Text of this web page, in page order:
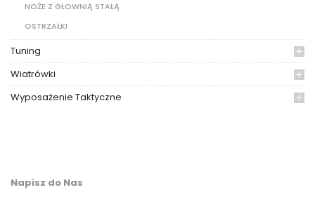
NOŻE Z GŁOWNIĄ STAŁĄ
OSTRZAŁKI
Tuning
Wiatrówki
Wyposażenie Taktyczne
Napisz do Nas